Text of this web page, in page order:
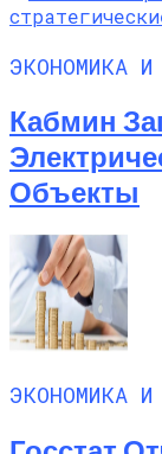
ЭКОНОМИКА И
Кабмин
Объекты
ЭКОНОМИКА И